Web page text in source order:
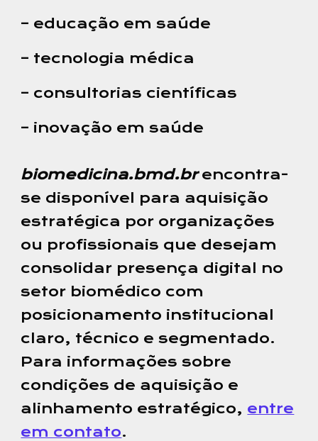
– educação em saúde
– tecnologia médica
– consultorias científicas
– inovação em saúde
biomedicina.bmd.brencontra-
se disponível para aquisição
estratégica por organizações
ou profissionais que desejam
consolidar presença digital no
setor biomédico com
posicionamento institucional
claro, técnico e segmentado.
Para informações sobre
condições de aquisição e
alinhamento estratégico, entre
em contato.